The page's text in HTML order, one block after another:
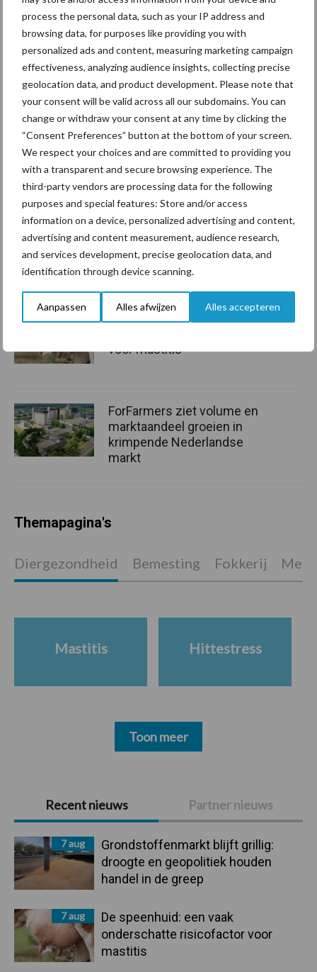
process the personal data, such as your IP address and
browsing data, for purposes like providing you with
personalized ads and content, measuring marketing campaign
effectiveness, analyzing audience insights, collecting precise
geolocation data, and product development. Please note that
your consent will be valid across all our subdomains. You can
change or withdraw your consent at any time by clicking the
“Consent Preferences” button at the bottom of your screen.
We respect your choices and are committed to providing you
with a transparent and secure browsing experience. The
third-party vendors are processing data for the following
purposes and special features: Store and/or access
information on a device, personalized advertising and content,
advertising and content measurement, audience research,
and services development, precise geolocation data, and
identification through device scanning.
Aanpassen Alles afwijzen Alles accepteren
melkgeld ontstaat door verrekening van inhoudingen, kosten en
toeslagen.
Bovenop de Integrale Melkprijs kunnen leden van
FrieslandCampina een aanvullende Contante Nabetaling
ontvangen, waarvan de hoogte afhankelijk is van het resultaat
van FrieslandCampina en het reserveringsbeleid.
Bron:FrieslandCampina
Primaire
Sidebar
Recent nieuws Partner nieuws
7 aug
Grondstoffenmarkt blijft grillig:
droogte en geopolitiek houden
handel in de greep
7 aug
De speenhuid: een vaak
onderschatte risicofactor voor
mastitis
Aanbevolen voor jou!
Grondstoffenmarkt blijft
grillig: droogte en
geopolitiek houden handel
in de greep
De speenhuid: een vaak
voor mastitis
ForFarmers ziet volume en
marktaandeel groeien in
krimpende Nederlandse
markt
Themapagina's
Diergezondheid Bemesting Fokkerij
Mastitis Hittestress
Toon meer